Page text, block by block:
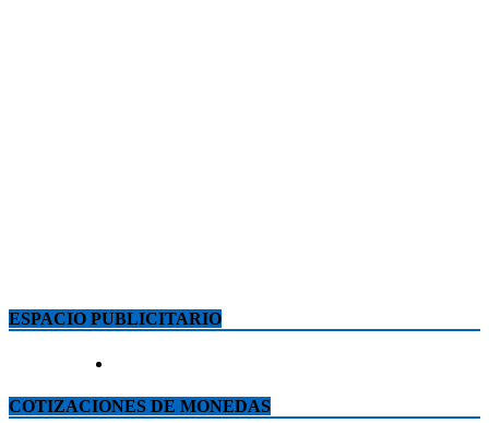
ESPACIO PUBLICITARIO
COTIZACIONES DE MONEDAS